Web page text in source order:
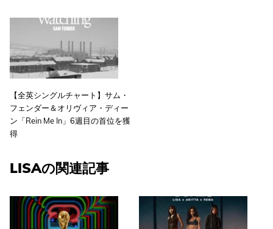
【全英シングルチャート】サム・
フェンダー＆オリヴィア・ディー
ン「Rein Me In」6週目の首位を獲
得
LISAの関連記事